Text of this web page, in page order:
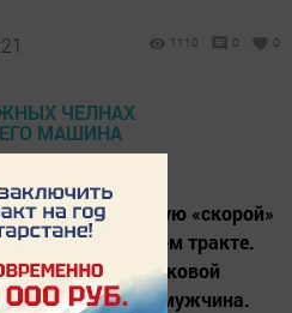
1110 0 0
в диспетчерскую «скорой»
на Сармановском тракте.
легковой
42-летний мужчина.